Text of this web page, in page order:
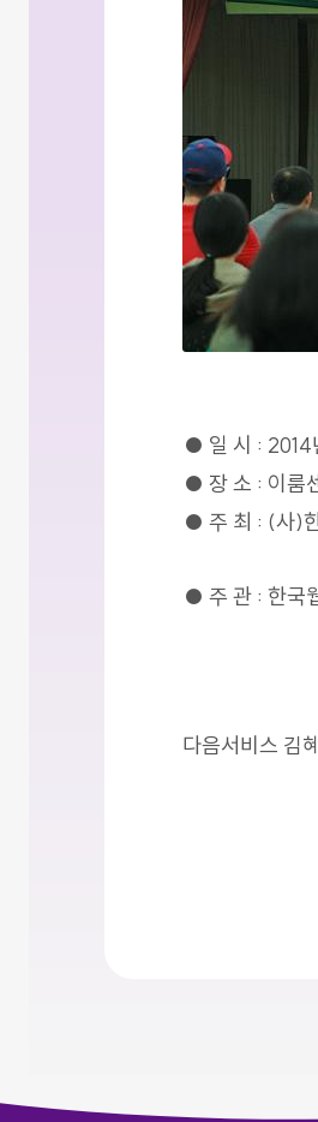
● 일 시 : 2014
● 장 소 : 이룸
● 주 최 : (사)
● 주 관 : 한국
다음서비스 김